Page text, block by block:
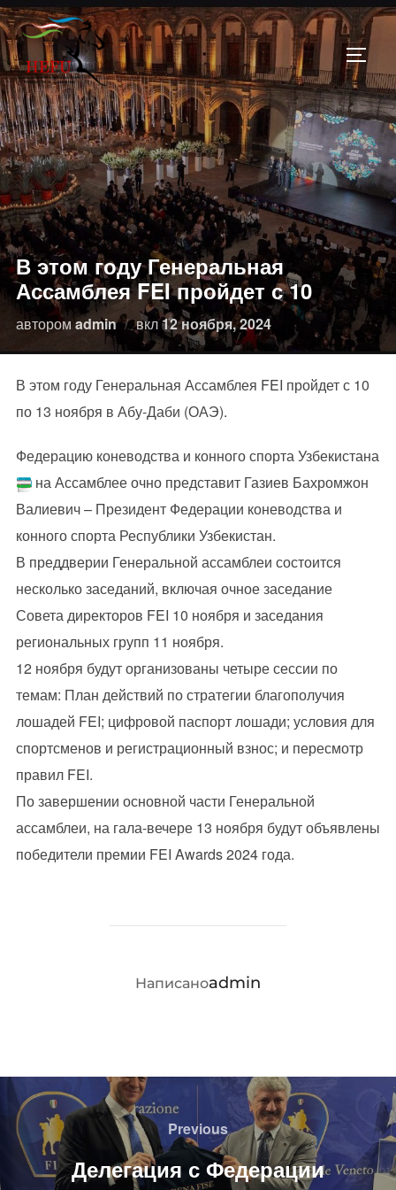
Перейти
к
содержимому
В этом году Генеральная
Ассамблея FEI пройдет с 10
авторомadmin вклОпубликовано
12 ноября, 2024
В этом году Генеральная Ассамблея FEI пройдет с 10
по 13 ноября в Абу-Даби (ОАЭ).
Федерацию коневодства и конного спорта Узбекистана
на Ассамблее очно представит Газиев Бахромжон
Валиевич – Президент Федерации коневодства и
конного спорта Республики Узбекистан.
В преддверии Генеральной ассамблеи состоится
несколько заседаний, включая очное заседание
Совета директоров FEI 10 ноября и заседания
региональных групп 11 ноября.
12 ноября будут организованы четыре сессии по
темам: План действий по стратегии благополучия
лошадей FEI; цифровой паспорт лошади; условия для
спортсменов и регистрационный взнос; и пересмотр
правил FEI.
По завершении основной части Генеральной
ассамблеи, на гала-вечере 13 ноября будут объявлены
победители премии FEI Awards 2024 года.
АВТОР ЗАПИСИ
Написаноadmin
Навигация
по
записям
Previous
Previous
Делегация с Федерации